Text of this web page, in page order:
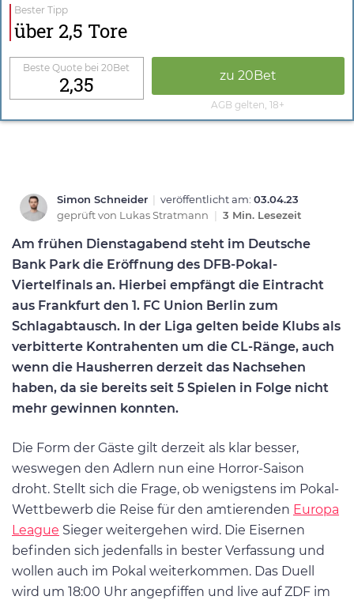
Bester Tipp
über 2,5 Tore
Beste Quote bei 20Bet
2,35 zu 20Bet
AGB gelten, 18+
Simon Schneider | veröffentlicht am: 03.04.23
geprüft von Lukas Stratmann | 3 Min. Lesezeit
Am frühen Dienstagabend steht im Deutsche
Bank Park die Eröffnung des DFB-Pokal-
Viertelfinals an. Hierbei empfängt die Eintracht
aus Frankfurt den 1. FC Union Berlin zum
Schlagabtausch. In der Liga gelten beide Klubs als
verbitterte Kontrahenten um die CL-Ränge, auch
wenn die Hausherren derzeit das Nachsehen
haben, da sie bereits seit 5 Spielen in Folge nicht
mehr gewinnen konnten.
Die Form der Gäste gilt derzeit als klar besser,
weswegen den Adlern nun eine Horror-Saison
droht. Stellt sich die Frage, ob wenigstens im Pokal-
Wettbewerb die Reise für den amtierenden Europa
League Sieger weitergehen wird. Die Eisernen
befinden sich jedenfalls in bester Verfassung und
wollen auch im Pokal weiterkommen. Das Duell
wird um 18:00 Uhr angepfiffen und live auf ZDF im